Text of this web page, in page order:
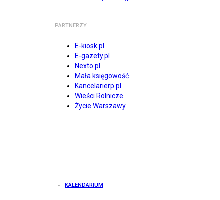
PARTNERZY
E-kiosk.pl
E-gazety.pl
Nexto.pl
Mała księgowość
Kancelarierp.pl
Wieści Rolnicze
Życie Warszawy
KALENDARIUM